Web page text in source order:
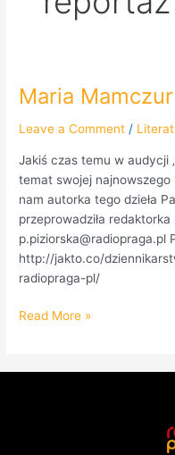
Maria
Leave a Comment /
Jakiś czas temu w audycji
temat swojej najnowszego
nam autorka tego dzieła
przeprowadziła
p.piziorska@radiopraga.pl
http://jakto.co/
radiopraga-pl/
Maria
w
Read More »